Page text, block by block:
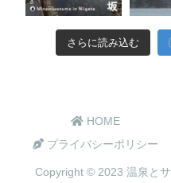
さらに読み込む
HOME
プライバシーポリシー
Copyright © 2023 温泉と